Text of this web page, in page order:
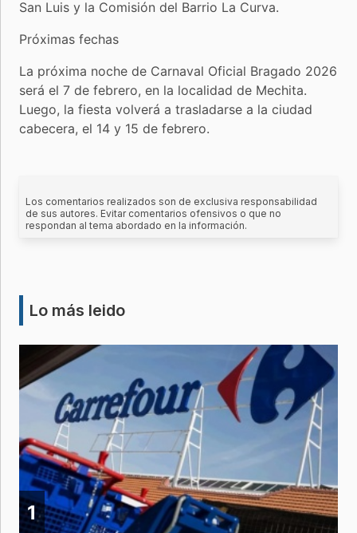
San Luis y la Comisión del Barrio La Curva.
Próximas fechas
La próxima noche de Carnaval Oficial Bragado 2026
será el 7 de febrero, en la localidad de Mechita.
Luego, la fiesta volverá a trasladarse a la ciudad
cabecera, el 14 y 15 de febrero.
Los comentarios realizados son de exclusiva responsabilidad
de sus autores. Evitar comentarios ofensivos o que no
respondan al tema abordado en la información.
Lo más leido
1